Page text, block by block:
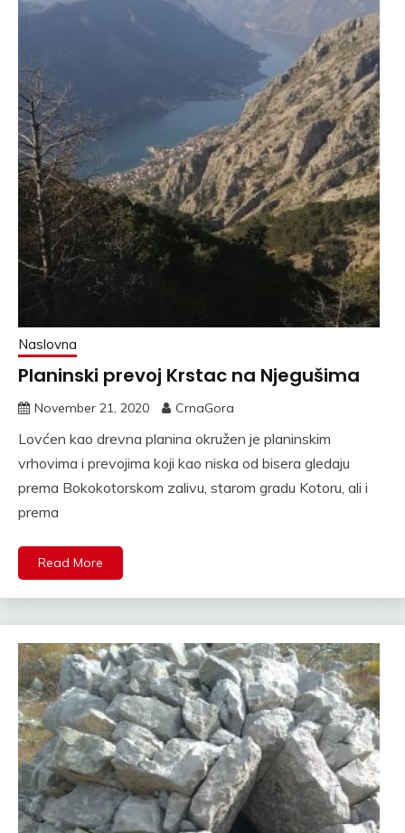
Naslovna
Planinski prevoj Krstac na Njegušima
November 21, 2020 CrnaGora
Lovćen kao drevna planina okružen je planinskim
vrhovima i prevojima koji kao niska od bisera gledaju
prema Bokokotorskom zalivu, starom gradu Kotoru, ali i
prema
Read More